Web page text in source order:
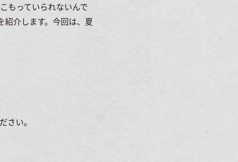
もっていられないんで
介します。今回は、夏
さい。